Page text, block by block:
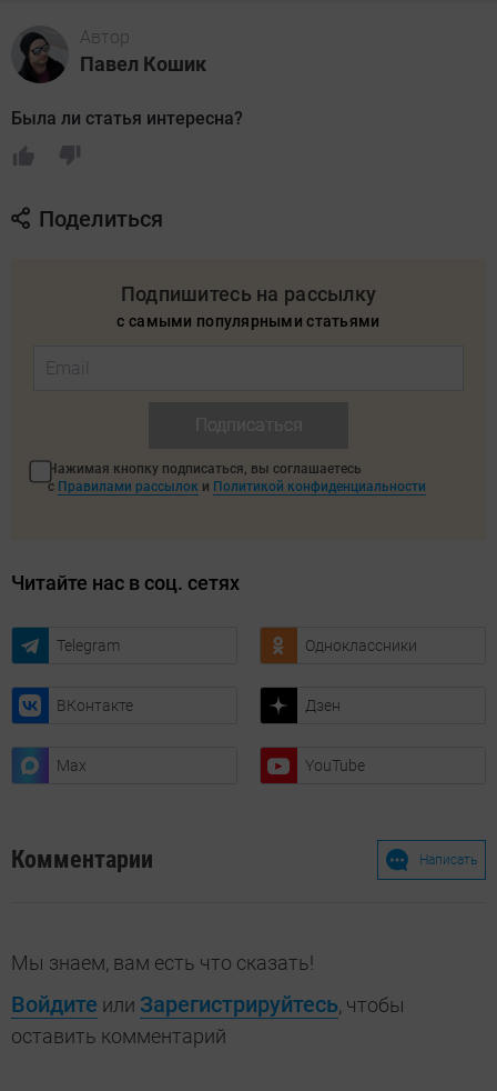
Автор
Павел Кошик
Была ли статья интересна?
Поделиться
Подпишитесь на рассылку
с самыми популярными статьями
Нажимая кнопку подписаться, вы соглашаетесь
с Правилами рассылок и Политикой конфиденциальности
Читайте нас в соц. сетях
Telegram Одноклассники
ВКонтакте Дзен
Max YouTube
Комментарии Написать
Мы знаем, вам есть что сказать!
Войдите или Зарегистрируйтесь, чтобы
оставить комментарий